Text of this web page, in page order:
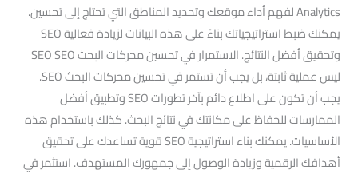
Analytics لفهم أداء موقعك وتحديد المناطق التي تحتاج إلى تحسين.
يمكنك ضبط استراتيجياتك بناءً على هذه البيانات لزيادة فعالية SEO
وتحقيق أفضل النتائج. الاستمرار في تحسين محركات البحث SEO SEO
ليس عملية ثابتة، بل يجب أن تستمر في تحسين محركات البحث SEO.
يجب أن تكون على اطلاع دائم بآخر تطورات SEO وتطبيق أفضل
الممارسات للحفاظ على مكانتك في نتائج البحث. كذلك باستخدام هذه
الأساسيات. يمكنك بناء استراتيجية SEO قوية تساعدك على تحقيق
أهدافك الرقمية وزيادة الوصول إلى جمهورك المستهدف. استثمر في